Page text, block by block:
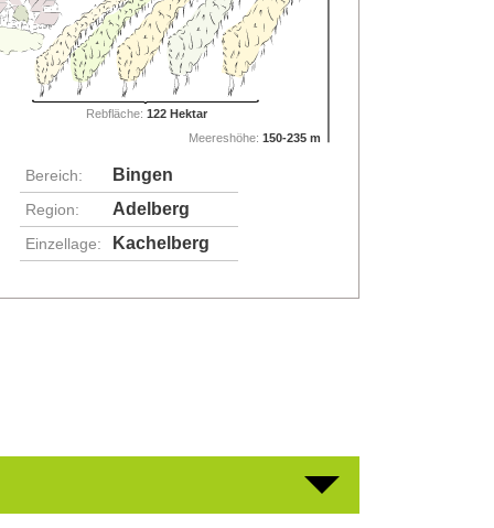
Rebfläche: 122 Hektar
Meereshöhe:150-235 m
Bereich: Bingen
Region: Adelberg
Einzellage: Kachelberg